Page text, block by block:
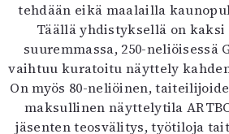
tehdään eikä maalailla
Täällä yhdistyksellä on
suuremmassa, 250-neliöisessä
vaihtuu kuratoitu näyttely
On myös 80-neliöinen,
maksullinen näyttelytila
jäsenten teosvälitys, työtiloja